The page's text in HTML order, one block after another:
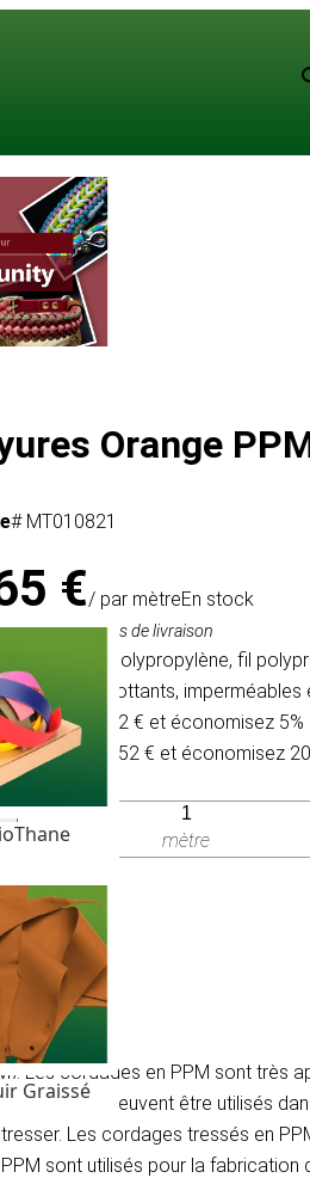
Graissé
Orange
# MT010821
€/ par mètreEn stock
hors frais de livraison
tressé en polypropylène, fil
légers, flottants, imperméables
30 pour 0,62 € et économisez 5%
100 pour 0,52 € et économisez
mètre
Les cordages en PPM sont très
nouer et peuvent être utilisés
Les cordages tressés en
sont utilisés pour la